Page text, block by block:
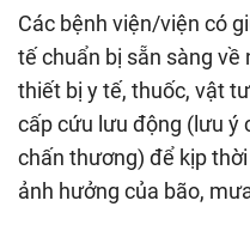
Các bệnh viện/viện có
tế chuẩn bị sẵn sàng về
thiết bị y tế, thuốc, vật
cấp cứu lưu động (lưu ý
chấn thương) để kịp
ảnh hưởng của bão,